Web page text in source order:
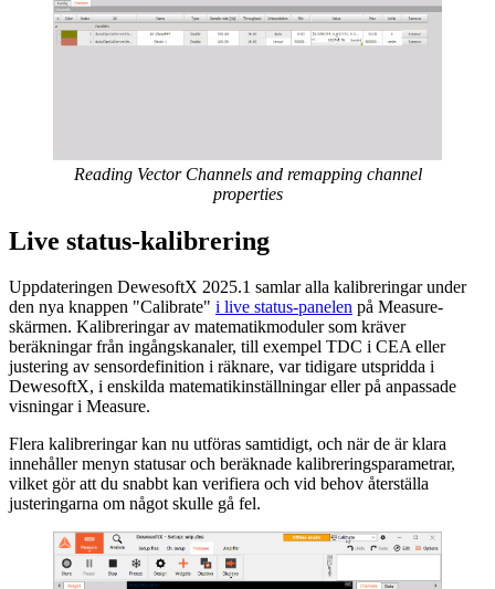
Reading Vector Channels and remapping channel
properties
Live status-kalibrering
Uppdateringen DewesoftX 2025.1 samlar alla kalibreringar under
den nya knappen "Calibrate" i live status-panelen på Measure-
skärmen. Kalibreringar av matematikmoduler som kräver
beräkningar från ingångskanaler, till exempel TDC i CEA eller
justering av sensordefinition i räknare, var tidigare utspridda i
DewesoftX, i enskilda matematikinställningar eller på anpassade
visningar i Measure.
Flera kalibreringar kan nu utföras samtidigt, och när de är klara
innehåller menyn statusar och beräknade kalibreringsparametrar,
vilket gör att du snabbt kan verifiera och vid behov återställa
justeringarna om något skulle gå fel.